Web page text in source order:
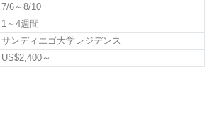
7/6～8/10
1～4週間
サンディエゴ大学レジデンス
US$2,400～